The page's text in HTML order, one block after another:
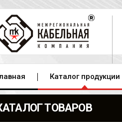
Каталог продукции
ТОВАРОВ